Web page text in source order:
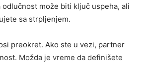
odlučnost može biti ključ uspeha, ali
sa strpljenjem.
preokret. Ako ste u vezi, partner
Možda je vreme da definišete